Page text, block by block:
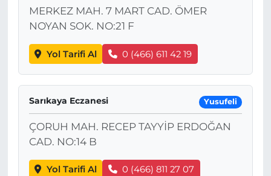
MERKEZ MAH. 7 MART CAD. ÖMER
NOYAN SOK. NO:21 F
Yol Tarifi Al 0 (466) 611 42 19
Sarıkaya Eczanesi Yusufeli
ÇORUH MAH. RECEP TAYYİP ERDOĞAN
CAD. NO:14 B
Yol Tarifi Al 0 (466) 811 27 07